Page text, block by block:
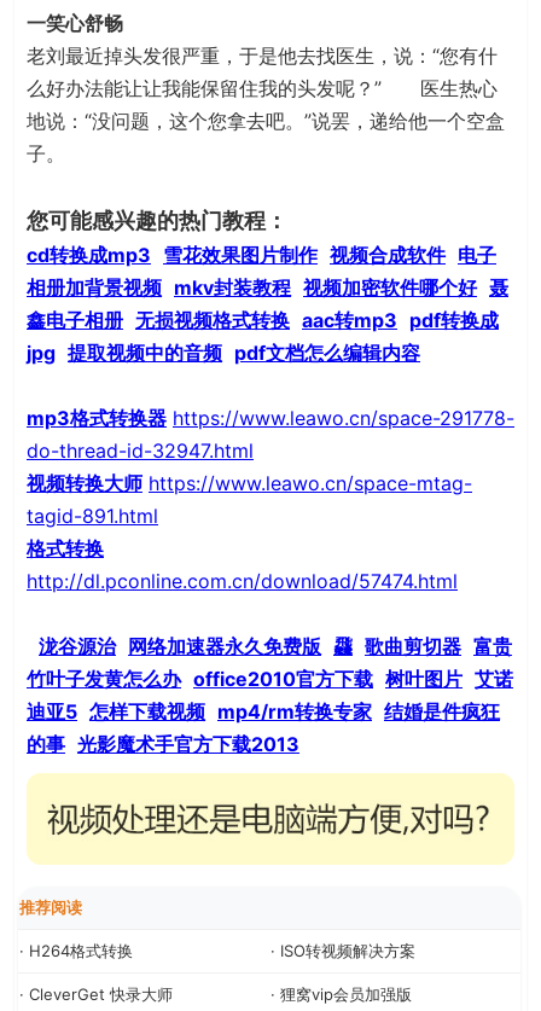
一笑心舒畅
老刘最近掉头发很严重，于是他去找医生，说：“您有什
么好办法能让让我能保留住我的头发呢？” 医生热心
地说：“没问题，这个您拿去吧。”说罢，递给他一个空盒
子。
您可能感兴趣的热门教程：
cd转换成mp3 雪花效果图片制作 视频合成软件 电子
相册加背景视频 mkv封装教程 视频加密软件哪个好 聂
鑫电子相册 无损视频格式转换 aac转mp3 pdf转换成
jpg 提取视频中的音频 pdf文档怎么编辑内容
mp3格式转换器 https://www.leawo.cn/space-291778-
do-thread-id-32947.html
视频转换大师 https://www.leawo.cn/space-mtag-
tagid-891.html
格式转换
http://dl.pconline.com.cn/download/57474.html
泷谷源治 网络加速器永久免费版 飝 歌曲剪切器 富贵
竹叶子发黄怎么办 office2010官方下载 树叶图片 艾诺
迪亚5 怎样下载视频 mp4/rm转换专家 结婚是件疯狂
的事 光影魔术手官方下载2013
推荐阅读
· H264格式转换 · ISO转视频解决方案
· CleverGet 快录大师 · 狸窝vip会员加强版